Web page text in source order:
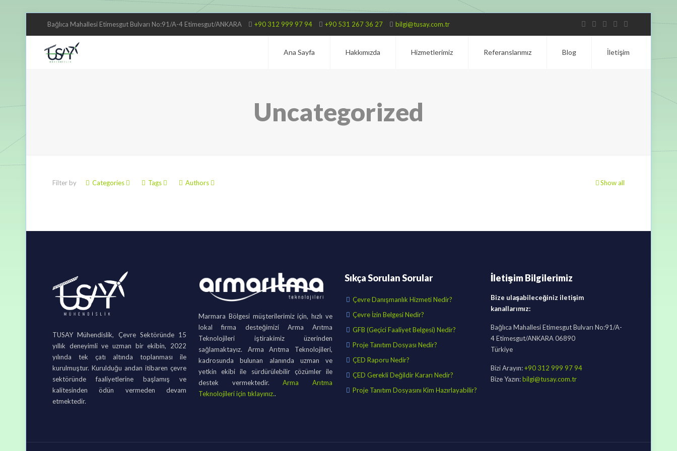
Bağlıca Mahallesi Etimesgut Bulvarı No:91/A-4 Etimesgut/ANKARA +90 312 999 97 94 +90 531 267 36 27 bilgi@tusay.com.tr
Ana Sayfa Hakkımızda Hizmetlerimiz Referanslarımız Blog İletişim
Uncategorized
Filter by Categories Tags Authors Show all
TUSAY Mühendislik, Çevre Sektöründe 15
yıllık deneyimli ve uzman bir ekibin, 2022
yılında tek çatı altında toplanması ile
kurulmuştur. Kurulduğu andan itibaren çevre
sektöründe faaliyetlerine başlamış ve
kalitesinden ödün vermeden devam
etmektedir.
Marmara Bölgesi müşterilerimiz için, hızlı ve
lokal firma desteğimizi Arma Arıtma
Teknolojileri iştirakimiz üzerinden
sağlamaktayız. Arma Arıtma Teknolojileri,
kadrosunda bulunan alanında uzman ve
yetkin ekibi ile sürdürülebilir çözümler ile
destek vermektedir.Arma Arıtma
Teknolojileri için tıklayınız..
Sıkça Sorulan Sorular
Çevre Danışmanlık Hizmeti Nedir?
Çevre İzin Belgesi Nedir?
GFB (Geçici Faaliyet Belgesi) Nedir?
Proje Tanıtım Dosyası Nedir?
ÇED Raporu Nedir?
ÇED Gerekli Değildir Kararı Nedir?
Proje Tanıtım Dosyasını Kim Hazırlayabilir?
İletişim Bilgilerimiz
Bize ulaşabileceğiniz iletişim
kanallarımız:
Bağlıca Mahallesi Etimesgut Bulvarı No:91/A-
4 Etimesgut/ANKARA 06890
Türkiye
Bizi Arayın:+90 312 999 97 94
Bize Yazın:bilgi@tusay.com.tr